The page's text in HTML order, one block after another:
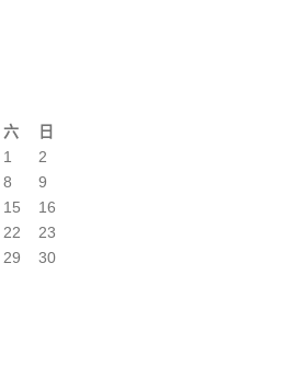
六 日
1
2
8
9
15
16
22
23
29
30